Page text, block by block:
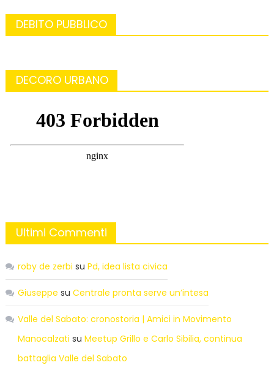
DEBITO PUBBLICO
DECORO URBANO
Ultimi Commenti
roby de zerbi su Pd, idea lista civica
Giuseppe su Centrale pronta serve un’intesa
Valle del Sabato: cronostoria | Amici in Movimento
Manocalzati su Meetup Grillo e Carlo Sibilia, continua
battaglia Valle del Sabato